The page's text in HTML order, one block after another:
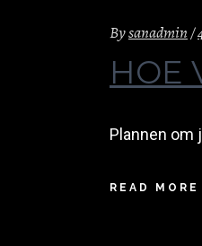
Bysanadmin
HOE
Plannen om
READ MORE